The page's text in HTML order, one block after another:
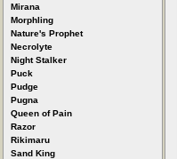
Mirana
Morphling
Nature's Prophet
Necrolyte
Night Stalker
Puck
Pudge
Pugna
Queen of Pain
Razor
Rikimaru
Sand King